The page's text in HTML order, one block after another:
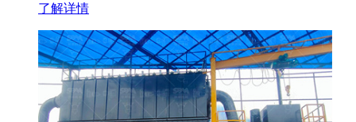
了解详情